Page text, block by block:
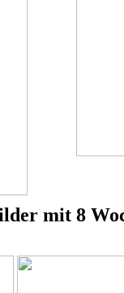
mit 8